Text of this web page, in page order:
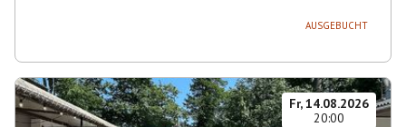
AUSGEBUCHT
Fr, 14.08.2026
20:00